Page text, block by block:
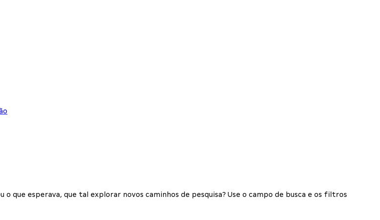
o que esperava, que tal explorar novos caminhos de pesquisa? Use o campo de busca e os filtros